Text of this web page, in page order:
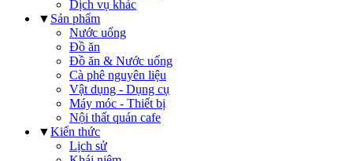
Dịch vụ khác
▼ Sản phẩm
Nước uống
Đồ ăn
Đồ ăn & Nước uống
Cà phê nguyên liệu
Vật dụng - Dụng cụ
Máy móc - Thiết bị
Nội thất quán cafe
▼Kiến thức
Lịch sử